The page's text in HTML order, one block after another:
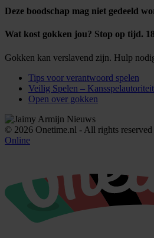
Deze boodschap mag niet gedeeld
Wat kost gokken jou? Stop op tijd.
Gokken kan verslavend zijn. Hulp
Tips voor verantwoord spelen
Veilig Spelen – Kansspelautoriteit
Open over gokken
© 2026 Onetime.nl - All rights reserved
Online